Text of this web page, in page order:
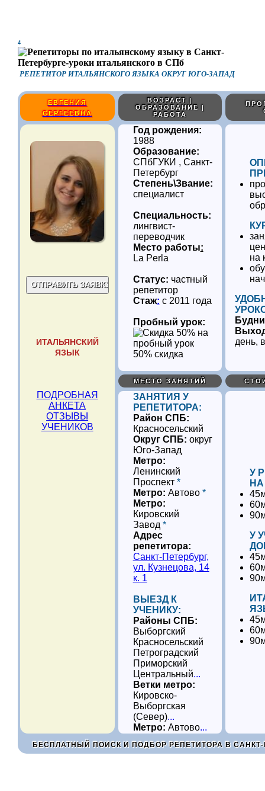
4
РЕПЕТИТОР ИТАЛЬЯНСКОГО ЯЗЫКА ОКРУГ ЮГО-ЗАПАД
ЕВГЕНИЯ
СЕРГЕЕВНА
ВОЗРАСТ |
ОБРАЗОВАНИЕ |
РАБОТА
ИТАЛЬЯНСКИЙ
ЯЗЫК
ПОДРОБНАЯ
АНКЕТА
ОТЗЫВЫ
УЧЕНИКОВ
Год рождения:
1988
Образование:
СПбГУКИ , Санкт-
Петербург
Степень\Звание:
специалист
Специальность:
лингвист-
переводчик
Место работы:
La Perla
Статус: частный
репетитор
Стаж: с 2011 года
Пробный урок:
50% скидка
на
Будни
день,
МЕСТО ЗАНЯТИЙ
ЗАНЯТИЯ У
РЕПЕТИТОРА:
Район СПБ:
Красносельский
Округ СПБ: округ
Юго-Запад
Метро:
Ленинский
Проспект *
Метро: Автово *
Метро:
Кировский
Завод *
Адрес
репетитора:
Санкт-Петербург,
ул. Кузнецова, 14
к. 1
ВЫЕЗД К
УЧЕНИКУ:
Районы СПБ:
Выборгский
Красносельский
Петроградский
Приморский
Центральный...
Ветки метро:
Кировско-
Выборгская
(Север)...
Метро: Автово...
У
У
БЕСПЛАТНЫЙ ПОИСК И ПОДБОР РЕПЕТИТОРА В САНКТ-